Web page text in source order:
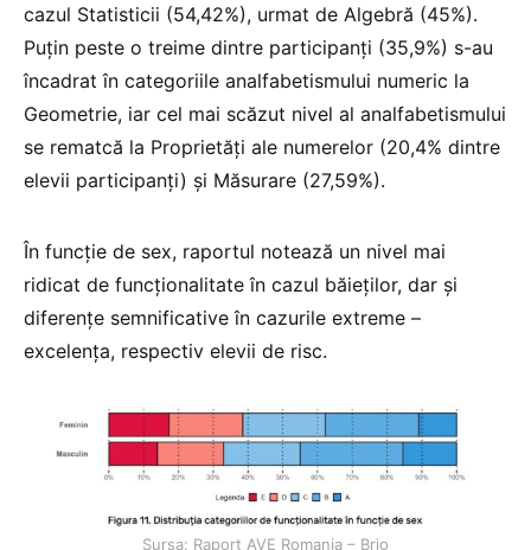
cazul Statisticii (54,42%), urmat de Algebră (45%).
Puțin peste o treime dintre participanți (35,9%) s-au
încadrat în categoriile analfabetismului numeric la
Geometrie, iar cel mai scăzut nivel al analfabetismului
se rematcă la Proprietăți ale numerelor (20,4% dintre
elevii participanți) și Măsurare (27,59%).
În funcție de sex, raportul notează un nivel mai
ridicat de funcționalitate în cazul băieților, dar și
diferențe semnificative în cazurile extreme –
excelența, respectiv elevii de risc.
Sursa: Raport AVE Romania – Brio